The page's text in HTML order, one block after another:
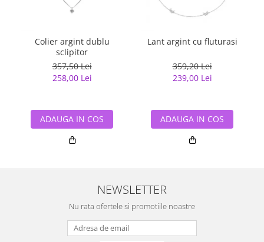
Colier argint dublu
sclipitor
357,50 Lei
258,00 Lei
ADAUGA IN COS
Lant argint cu fluturasi
359,20 Lei
239,00 Lei
ADAUGA IN COS
NEWSLETTER
Nu rata ofertele si promotiile noastre